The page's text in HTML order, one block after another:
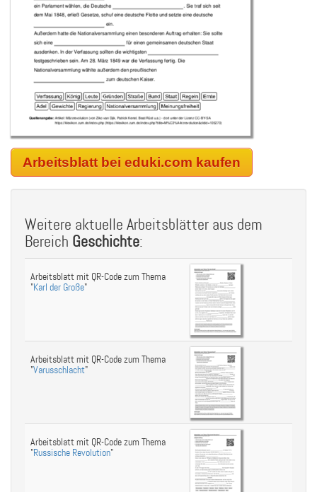
Arbeitsblatt bei eduki.com kaufen
Weitere aktuelle Arbeitsblätter aus dem
Bereich Geschichte:
Arbeitsblatt mit QR-Code zum Thema
"Karl der Große"
Arbeitsblatt mit QR-Code zum Thema
"Varusschlacht"
Arbeitsblatt mit QR-Code zum Thema
"Russische Revolution"